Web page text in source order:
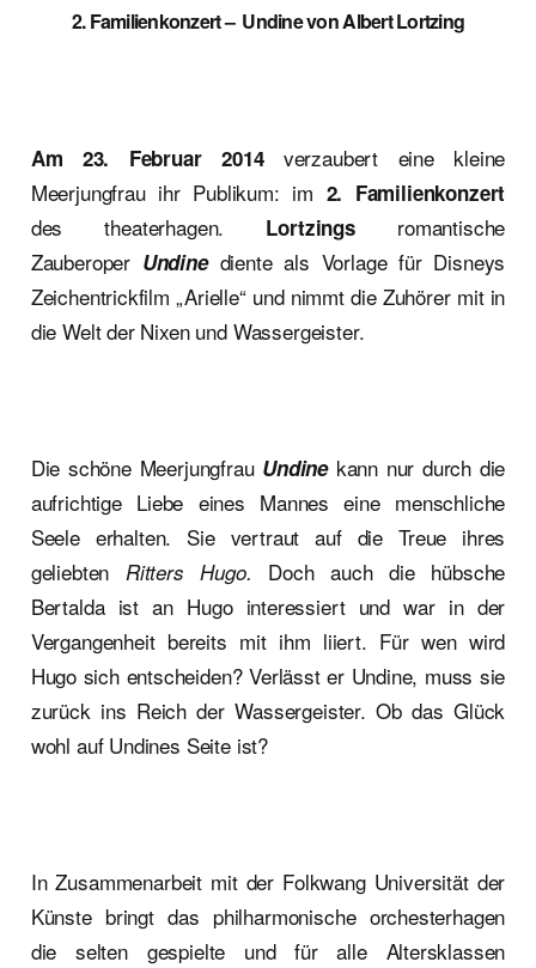
2. Familienkonzert – Undine von Albert Lortzing
Am 23. Februar 2014verzaubert eine kleine
Meerjungfrau ihr Publikum: im 2. Familienkonzert
des theaterhagen. Lortzingsromantische
Zauberoper Undinediente als Vorlage für Disneys
Zeichentrickfilm „Arielle“ und nimmt die Zuhörer mit in
die Welt der Nixen und Wassergeister.
Die schöne MeerjungfrauUndinekann nur durch die
aufrichtige Liebe eines Mannes eine menschliche
Seele erhalten. Sie vertraut auf die Treue ihres
geliebten Ritters Hugo. Doch auch die hübsche
Bertalda ist an Hugo interessiert und war in der
Vergangenheit bereits mit ihm liiert. Für wen wird
Hugo sich entscheiden? Verlässt er Undine, muss sie
zurück ins Reich der Wassergeister. Ob das Glück
wohl auf Undines Seite ist?
In Zusammenarbeit mit der Folkwang Universität der
Künste bringt das philharmonische orchesterhagen
die selten gespielte und für alle Altersklassen